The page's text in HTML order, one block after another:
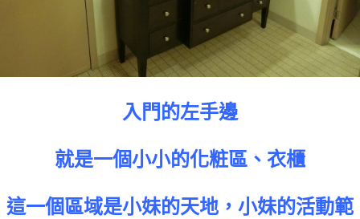
入門的左手邊
就是一個小小的化粧區、衣櫃
這一個區域是小妹的天地，小妹的活動範